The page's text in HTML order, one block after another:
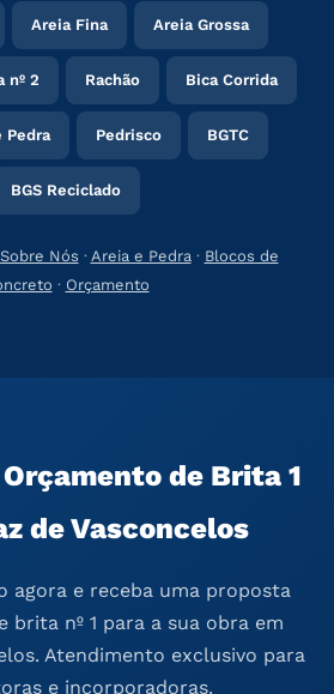
Areia Fina Areia Grossa
nº 2 Rachão Bica Corrida
Pedra Pedrisco BGTC
BGS Reciclado
Sobre Nós · Areia e Pedra · Blocos de
· Orçamento
de Brita 1
de Vasconcelos
agora e receba uma proposta
brita nº 1 para a sua obra em
Atendimento exclusivo para
e incorporadoras.